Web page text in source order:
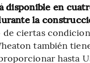
disponible en
la
ciertas
también
hasta